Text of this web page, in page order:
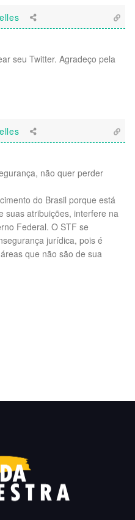
seu Twitter. Agradeço pela
não quer perder
do Brasil porque está
suas atribuições, interfere na
Federal. O STF se
jurídica, pois é
que não são de sua